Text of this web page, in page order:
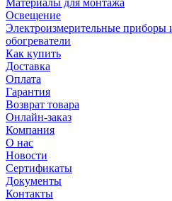
Материалы для монтажа
Освещение
Электроизмерительные приборы
обогреватели
Как купить
Доставка
Оплата
Гарантия
Возврат товара
Онлайн-заказ
Компания
О нас
Новости
Сертификаты
Документы
Контакты